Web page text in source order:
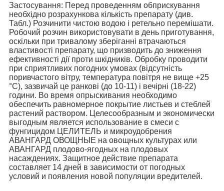
Застосування: Перед проведенням обприскування
необхідно розрахункова кількість препарату (див.
Табл.) Розчинити чистою водою і ретельно перемішати.
Робочий розчин використовувати в день приготування,
оскільки при тривалому зберіганні втрачаються
властивості препарату, що призводить до зниження
ефективності дії проти шкідників. Обробку проводити
при сприятливих погодних умовах (відсутність
поривчастого вітру, температура повітря не вище +25
°С), зазвичай це ранкові (до 10-11) і вечірні (18-22)
години. Во время опрыскивания необходимо
обеспечить равномерное покрытие листьев и стеблей
растений раствором. Целесообразным и экономически
выгодным является использование в смеси с
фунгицидом ЦЕЛИТЕЛЬ и микроудобрения
АВАНГАРД ОВОЩНЫЕ на овощных культурах или
АВАНГАРД плодово-ягодных на плодовых
насаждениях. Защитное действие препарата
составляет 14 дней в зависимости от погодных
условий и появления новой популяции вредителей.